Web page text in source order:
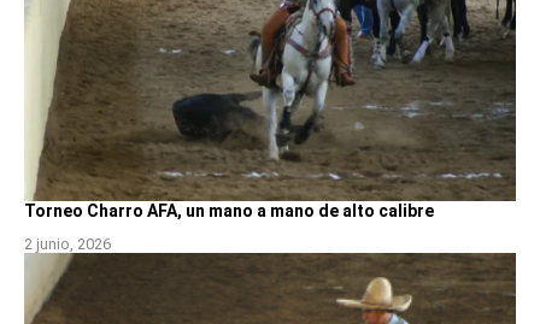
Torneo Charro AFA, un mano a mano de alto calibre
2 junio, 2026